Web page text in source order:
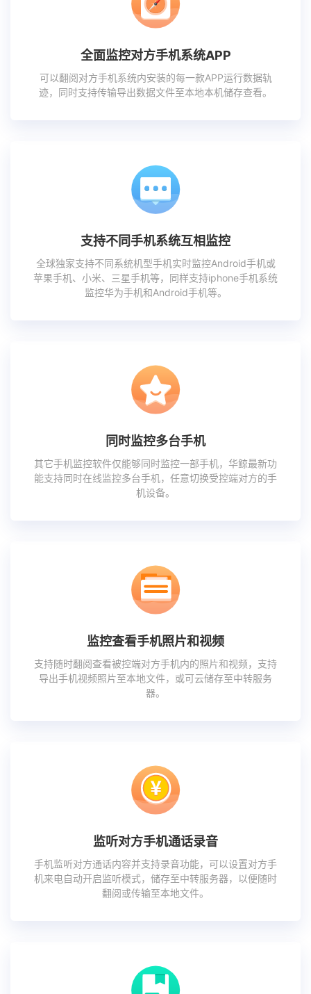
全面监控对方手机系统APP
可以翻阅对方手机系统内安装的每一款APP运行数据轨
迹，同时支持传输导出数据文件至本地本机储存查看。
支持不同手机系统互相监控
全球独家支持不同系统机型手机实时监控Android手机或
苹果手机、小米、三星手机等，同样支持iphone手机系统
监控华为手机和Android手机等。
同时监控多台手机
其它手机监控软件仅能够同时监控一部手机，华鲸最新功
能支持同时在线监控多台手机，任意切换受控端对方的手
机设备。
监控查看手机照片和视频
支持随时翻阅查看被控端对方手机内的照片和视频，支持
导出手机视频照片至本地文件，或可云储存至中转服务
器。
监听对方手机通话录音
手机监听对方通话内容并支持录音功能，可以设置对方手
机来电自动开启监听模式，储存至中转服务器，以便随时
翻阅或传输至本地文件。